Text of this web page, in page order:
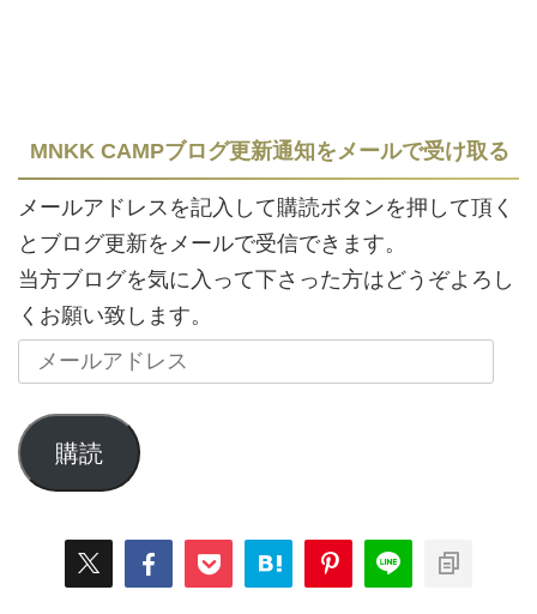
MNKK CAMPブログ更新通知をメールで受け取る
メールアドレスを記入して購読ボタンを押して頂く
とブログ更新をメールで受信できます。
当方ブログを気に入って下さった方はどうぞよろし
くお願い致します。
購読